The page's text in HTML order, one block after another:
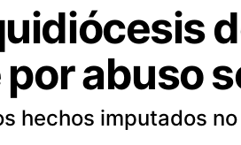
abuso
hechos imputados